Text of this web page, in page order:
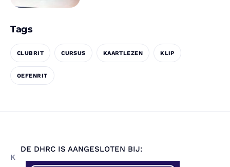
Tags
CLUBRIT CURSUS KAARTLEZEN KLIP
OEFENRIT
K
DE DHRC IS AANGESLOTEN BIJ: